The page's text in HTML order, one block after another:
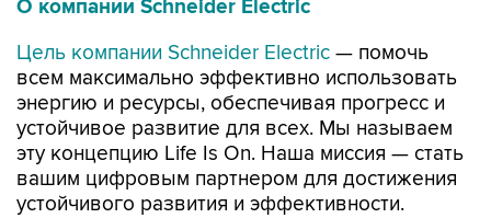
О компании Schneider Electric
Цель компании Schneider Electric — помочь
всем максимально эффективно использовать
энергию и ресурсы, обеспечивая прогресс и
устойчивое развитие для всех. Мы называем
эту концепцию Life Is On. Наша миссия — стать
вашим цифровым партнером для достижения
устойчивого развития и эффективности.